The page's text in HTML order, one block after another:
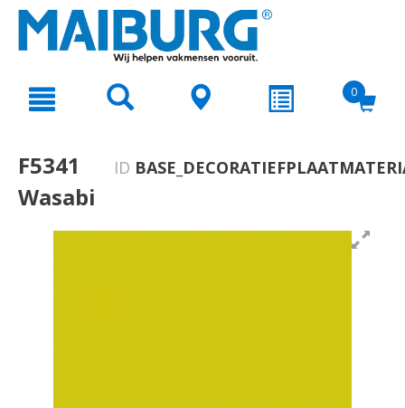
text.skipToNavigation
0
F5341
Wasabi
ID